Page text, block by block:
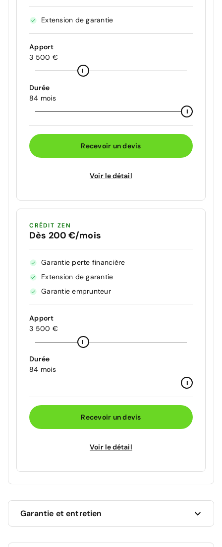
Extension de garantie
Apport
3 500 €
Durée
84 mois
Recevoir un devis
Voir le détail
CRÉDIT ZEN
Dès 200 €/mois
Garantie perte financière
Extension de garantie
Garantie emprunteur
Apport
3 500 €
Durée
84 mois
Recevoir un devis
Voir le détail
Garantie et entretien